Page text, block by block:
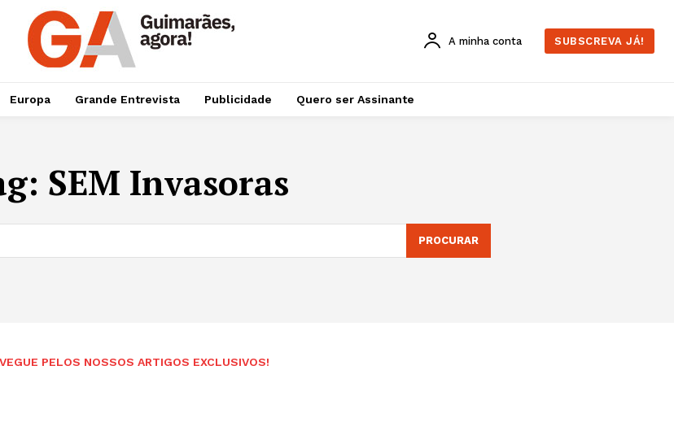
A minha conta SUBSCREVA JÁ!
Europa Grande Entrevista Publicidade Quero ser Assinante
SEM Invasoras
PROCURAR
PELOS NOSSOS ARTIGOS EXCLUSIVOS!